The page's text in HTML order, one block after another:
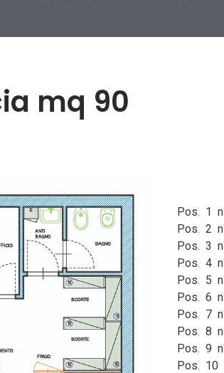
mq 90
Pos. 1
Pos. 2
Pos. 3
Pos. 4
Pos. 5
Pos. 6
Pos. 7
Pos. 8
Pos. 9
Pos. 10